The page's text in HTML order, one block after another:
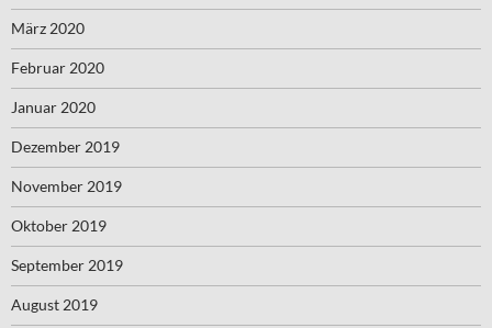
März 2020
Februar 2020
Januar 2020
Dezember 2019
November 2019
Oktober 2019
September 2019
August 2019